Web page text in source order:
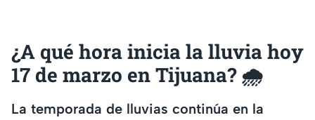
¿A qué hora inicia la lluvia hoy
17 de marzo en Tijuana? 🌧️
La temporada de lluvias continúa en la